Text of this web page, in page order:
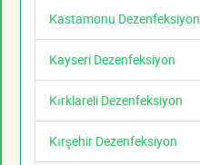
Kastamonu Dezenfeksiyon
Kayseri Dezenfeksiyon
Kırklareli Dezenfeksiyon
Kırşehir Dezenfeksiyon